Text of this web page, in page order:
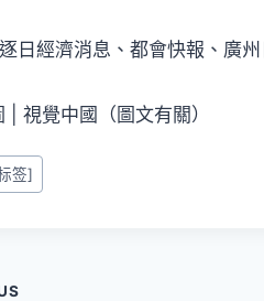
日經濟消息、都會快報、廣
| 視覺中國（圖文有關）
签]